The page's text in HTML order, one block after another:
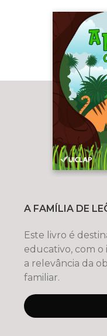
A FAMÍLIA DE
Este livro é
educativo, com
a relevância da
familiar.